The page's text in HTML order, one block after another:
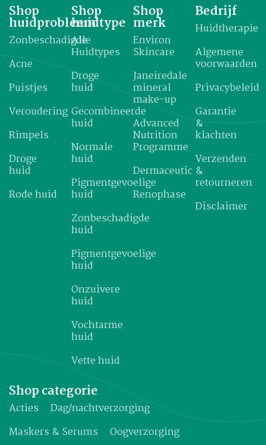
Shop
huidprobleem
Zonbeschadigde
Acne
Puistjes
Veroudering
Rimpels
Droge
huid
Rode huid
Shop
huidtype
Alle
Huidtypes
Droge
huid
Gecombineerde
huid
Normale
huid
Pigmentgevoelige
huid
Zonbeschadigde
huid
Pigmentgevoelige
huid
Onzuivere
huid
Vochtarme
huid
Vette huid
Shop
merk
Environ
Skincare
Janeiredale
mineral
make-up
Advanced
Nutrition
Programme
Dermaceutic
Renophase
Bedrijf
Huidtherapie
Algemene
voorwaarden
Privacybeleid
Garantie
&
klachten
Verzenden
&
retourneren
Disclaimer
Shop categorie
Acties
Dag/nachtverzorging
Maskers & Serums
Oogverzorging